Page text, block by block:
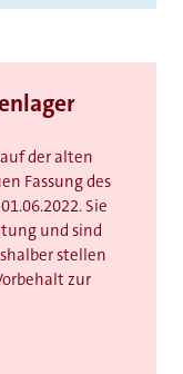
der alten
Fassung des
Sie
und sind
stellen
zur